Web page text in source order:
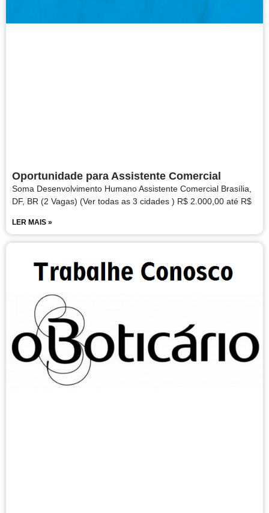
Oportunidade para Assistente Comercial
Soma Desenvolvimento Humano Assistente Comercial Brasília,
DF, BR (2 Vagas) (Ver todas as 3 cidades ) R$ 2.000,00 até R$
LER MAIS »